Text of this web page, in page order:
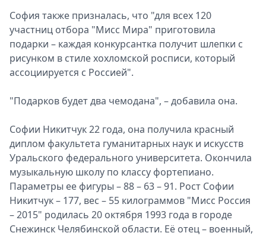
София также призналась, что "для всех 120
участниц отбора "Мисс Мира" приготовила
подарки – каждая конкурсантка получит шлепки с
рисунком в стиле хохломской росписи, который
ассоциируется с Россией".
"Подарков будет два чемодана", – добавила она.
Софии Никитчук 22 года, она получила красный
диплом факультета гуманитарных наук и искусств
Уральского федерального университета. Окончила
музыкальную школу по классу фортепиано.
Параметры ее фигуры – 88 – 63 – 91. Рост Софии
Никитчук – 177, вес – 55 килограммов "Мисс Россия
– 2015" родилась 20 октября 1993 года в городе
Снежинск Челябинской области. Её отец – военный,